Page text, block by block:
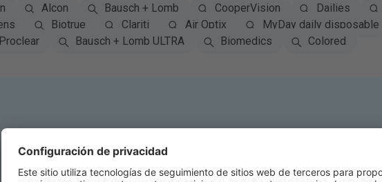
Alcon Bausch + Lomb CooperVision Dailies
Biotrue Clariti Air Optix MyDay daily disposable
Proclear Bausch + Lomb ULTRA Biomedics Colored
Suscríbase al Boletín